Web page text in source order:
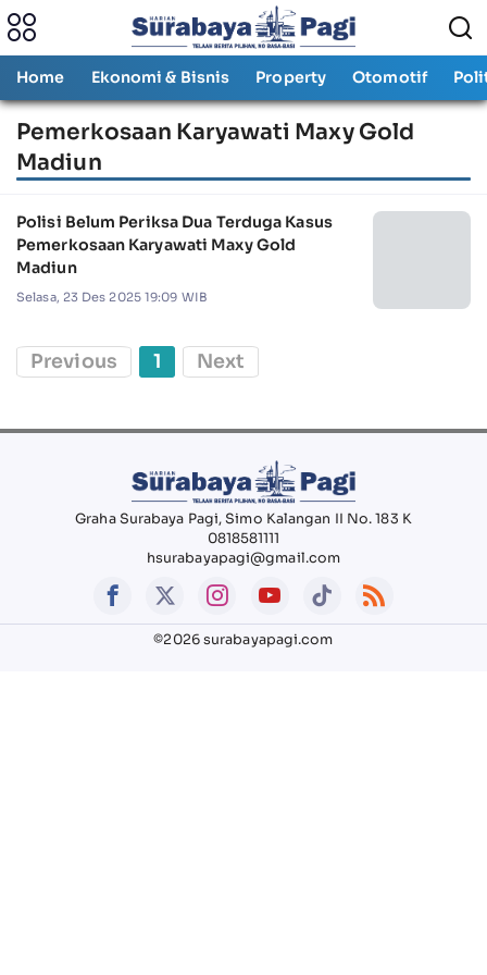
Home Ekonomi & Bisnis Property Otomotif
Pemerkosaan Karyawati Maxy Gold
Madiun
Polisi Belum Periksa Dua Terduga Kasus
Pemerkosaan Karyawati Maxy Gold
Madiun
Selasa, 23 Des 2025 19:09 WIB
Previous 1 Next
Graha Surabaya Pagi, Simo Kalangan II No. 183 K
0818581111
hsurabayapagi@gmail.com
©2026 surabayapagi.com